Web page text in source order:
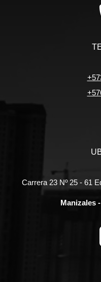
Carrera 23 Nº 25 - 61
Manizales